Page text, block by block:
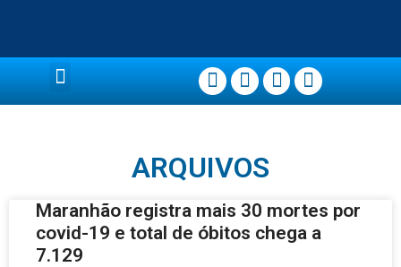
ARQUIVOS
Maranhão registra mais 30 mortes por
covid-19 e total de óbitos chega a
7.129